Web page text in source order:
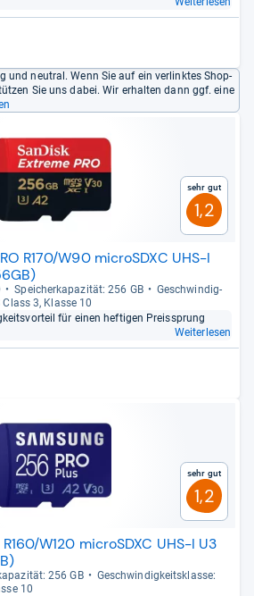
und neutral. Wenn Sie auf ein verlinktes Shop-
Sie uns dabei. Wir erhalten dann ggf. eine
Sehr gut
1,2
R170/W90 microSDXC UHS-I
Spei­cher­ka­pa­zi­tät: 256 GB
Geschwin­dig­
Class 3, Klasse 10
für einen hef­ti­gen Preiss­prung
Weiterlesen
Sehr gut
1,2
W120 microSDXC UHS-I U3
256 GB
Geschwin­dig­keits­klasse:
10